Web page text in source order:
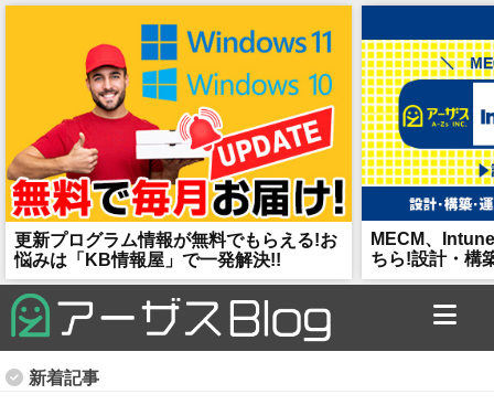
更新プログラム情報が無料でもらえる!お
悩みは「KB情報屋」で一発解決!!
MECM、
ちら!設計・構
お問い合わせ
新着記事